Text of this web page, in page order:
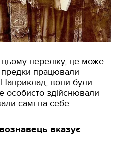
переліку, це може
предки працювали
вони були
особисто здійснювали
самі на себе.
вказує